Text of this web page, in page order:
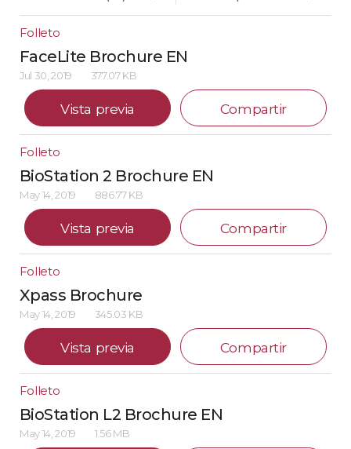
Folleto
FaceLite Brochure EN
Jul 30, 2019 377.07 KB
Vista previa Compartir
Folleto
BioStation 2 Brochure EN
May 14, 2019 886.77 KB
Vista previa Compartir
Folleto
Xpass Brochure
May 14, 2019 345.03 KB
Vista previa Compartir
Folleto
BioStation L2 Brochure EN
May 14, 2019 1.56 MB